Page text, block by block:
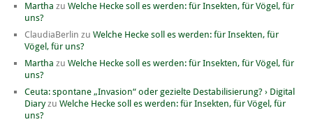
Martha zu Welche Hecke soll es werden: für Insekten, für Vögel, für
uns?
ClaudiaBerlin zu Welche Hecke soll es werden: für Insekten, für
Vögel, für uns?
Martha zu Welche Hecke soll es werden: für Insekten, für Vögel, für
uns?
Ceuta: spontane „Invasion“ oder gezielte Destabilisierung? › Digital
Diaryzu Welche Hecke soll es werden: für Insekten, für Vögel, für
uns?